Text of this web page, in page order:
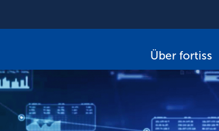
Über fortiss